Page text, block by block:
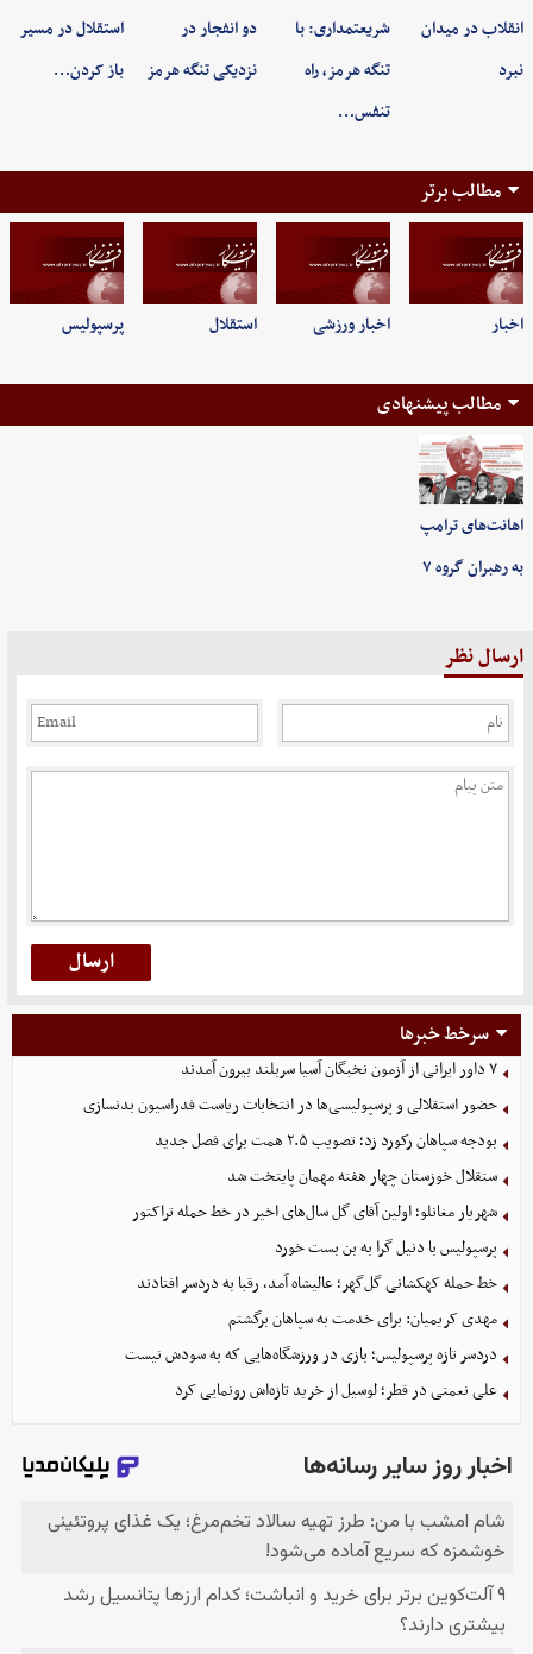
انقلاب در میدان
نبرد
شریعتمداری: با
تنگه هرمز، راه
تنفس…
دو انفجار در
نزدیکی تنگه هرمز
استقلال در مسیر
باز کردن…
مطالب برتر
اخبار اخبار ورزشی استقلال پرسپولیس
مطالب پیشنهادی
اهانت‌های ترامپ
به رهبران گروه ۷
ارسال نظر
سرخط خبرها
۷ داور ایرانی از آزمون نخبگان آسیا سربلند بیرون آمدند
حضور استقلالی و پرسپولیسی‌ها در انتخابات ریاست فدراسیون بدنسازی
بودجه سپاهان رکورد زد؛ تصویب ۲.۵ همت برای فصل جدید
ستقلال خوزستان چهار هفته مهمان پایتخت شد
شهریار مغانلو؛ اولین آقای گل سال‌های اخیر در خط حمله تراکتور
پرسپولیس با دنیل گرا به بن بست خورد
خط حمله کهکشانی گل‌گهر؛ عالیشاه آمد، رقبا به دردسر افتادند
مهدی کریمیان: برای خدمت به سپاهان برگشتم
دردسر تازه پرسپولیس؛ بازی در ورزشگاه‌هایی که به سودش نیست
علی نعمتی در قطر؛ لوسیل از خرید تازه‌اش رونمایی کرد